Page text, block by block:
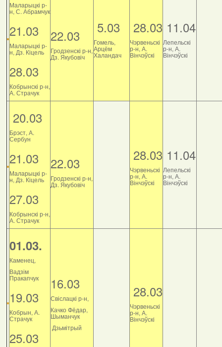
Маларыцкі р-
н, С. Абрамчук
21.03
Маларыцкі р-
н, Дз. Кіцель
28.03
Кобрынскі р-н,
А. Страчук
22.03
Гродзенскі р-н,
Дз. Якубовіч
5.03
Гомель,
Арцём
Халандач
28.03
Чэрвеньскі
р-н, А.
Вінчэўскі
11.04
Лепельскі
р-н, А.
Вінчэўскі
20.03
Брэст, А.
Сербун
21.03
Маларыцкі р-
н, Дз. Кіцель
27.03
Кобрынскі р-н,
А. Страчук
22.03
Гродзенскі р-н,
Дз. Якубовіч
28.03
Чэрвеньскі
р-н, А.
Вінчэўскі
11.04
Лепельскі
р-н, А.
Вінчэўскі
01.03.
Каменец,
Вадзім
Пракапчук
19.03
Кобрын, А.
Страчук
25.03
16.03
Свіслацкі р-н,
Качко Фёдар,
Шыманчук
Дзьмітрый
28.03
Чэрвеньскі
р-н, А.
Вінчэўскі